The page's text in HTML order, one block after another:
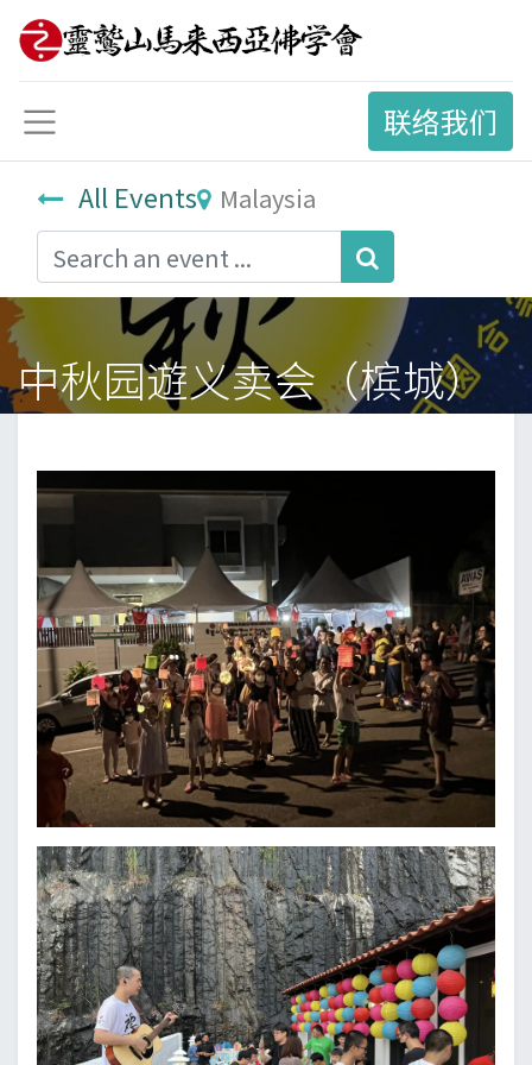
联络我们
All Events Malaysia
中秋园遊义卖会（槟城）